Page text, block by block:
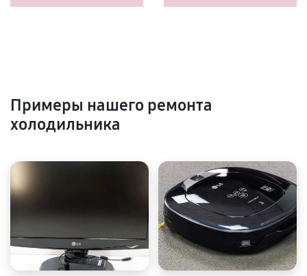
Примеры нашего ремонта
холодильника